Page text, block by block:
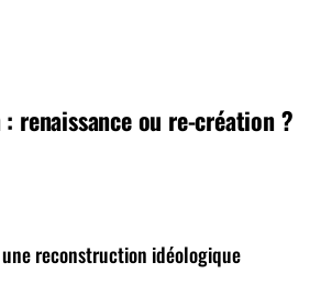
renaissance ou re-création ?
reconstruction idéologique